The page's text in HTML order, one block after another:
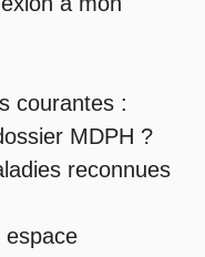
courantes :
MDPH ?
reconnues
espace